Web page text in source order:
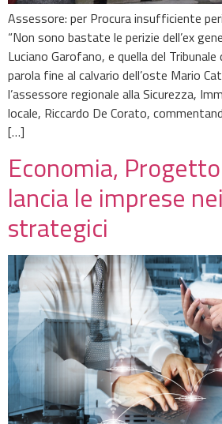
Assessore: per Procura insufficiente
“Non sono bastate le perizie dell’ex
Luciano Garofano, e quella del
parola fine al calvario dell’oste Mario
l’assessore regionale alla Sicurezza,
locale, Riccardo De Corato,
[…]
Economia,
lancia le imprese
strategici